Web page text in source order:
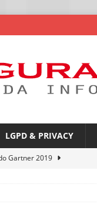
LGPD & PRIVACY
Gartner 2019